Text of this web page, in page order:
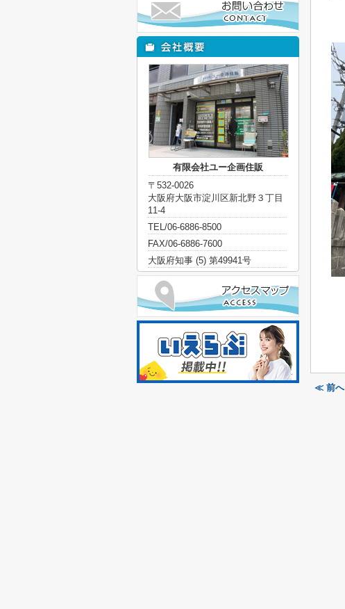
≪ 前へ
有限会社ユー企画住販
〒532-0026
大阪府大阪市淀川区新北野３丁目
11-4
TEL/06-6886-8500
FAX/06-6886-7600
大阪府知事 (5) 第49941号